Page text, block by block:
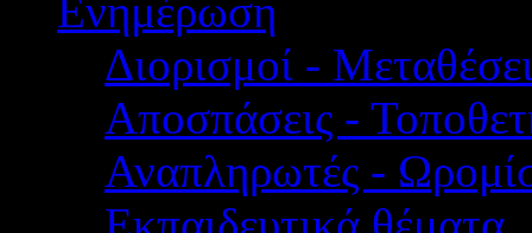
Ενημέρωση
Διορισμοί -
Αποσπάσεις -
Αναπληρωτές -